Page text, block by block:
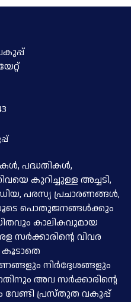
പദ്ധതികള്‍,
കുറിച്ചുള്ള അച്ചടി,
പരസ്യ പ്രചാരണങ്ങള്‍,
പൊതുജനങ്ങള്‍ക്കും
കാലികവുമായ
വിവര
നിര്‍ദ്ദേശങ്ങളും
അവ സര്‍ക്കാരിന്റെ
വേണ്ടി പ്രസ്തുത വകുപ്പ്